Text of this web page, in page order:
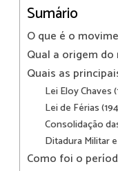
Sumário
O que é o
Qual a origem
Quais as
Lei Eloy Chaves
Lei de Férias
Consolidação
Ditadura Militar
Como foi o